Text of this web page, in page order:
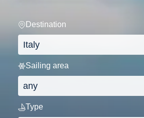
Destination
Sailing area
Type